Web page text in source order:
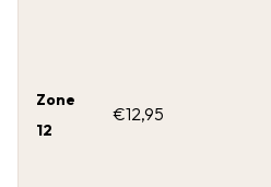
Zone
12
€12,95